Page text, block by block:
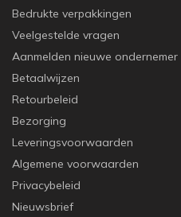
Bedrukte verpakkingen
Veelgestelde vragen
Aanmelden nieuwe ondernemer
Betaalwijzen
Retourbeleid
Bezorging
Leveringsvoorwaarden
Algemene voorwaarden
Privacybeleid
Nieuwsbrief